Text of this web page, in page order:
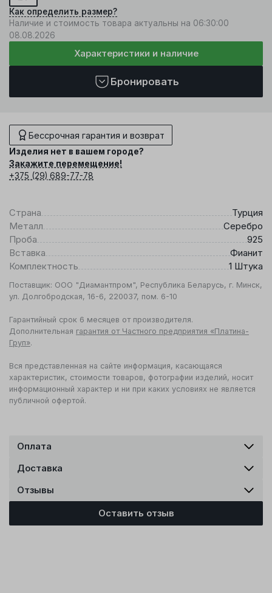
Как определить размер?
Наличие и стоимость товара актуальны на 06:30:00
08.08.2026
Характеристики и наличие
Бронировать
Бессрочная гарантия и возврат
Изделия нет в вашем городе?
Закажите перемещение!
+375 (29) 689-77-78
Страна
Турция
Металл
Серебро
Проба
925
Вставка
Фианит
Комплектность
1 Штука
Поставщик: ООО "Диамантпром", Республика Беларусь, г. Минск,
ул. Долгобродская, 16-6, 220037, пом. 6-10
Гарантийный срок 6 месяцев от производителя.
Дополнительная гарантия от Частного предприятия «Платина-
Груп».
Вся представленная на сайте информация, касающаяся
характеристик, стоимости товаров, фотографии изделий, носит
информационный характер и ни при каких условиях не является
публичной офертой.
Оплата
Доставка
Отзывы
Оставить отзыв